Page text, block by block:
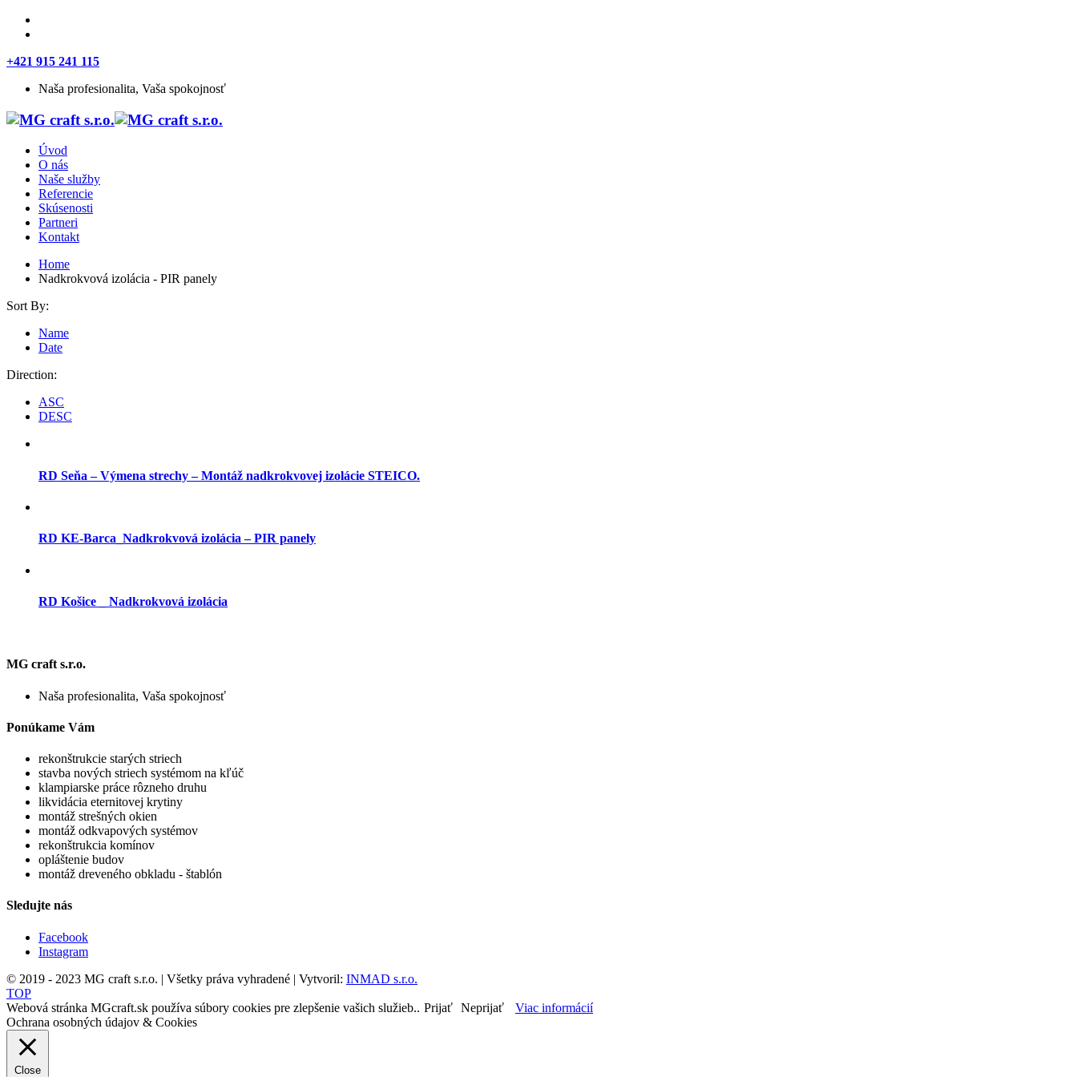
+421 915 241 115
Naša profesionalita, Vaša spokojnosť
Úvod
O nás
Naše služby
Referencie
Skúsenosti
Partneri
Kontakt
Home
Nadkrokvová izolácia - PIR panely
Sort By:
Name
Date
Direction:
ASC
DESC
RD Seňa – Výmena strechy – Montáž nadkrokvovej izolácie STEICO.
RD KE-Barca_Nadkrokvová izolácia – PIR panely
RD Košice _ Nadkrokvová izolácia
MG craft s.r.o.
Naša profesionalita, Vaša spokojnosť
Ponúkame Vám
rekonštrukcie starých striech
stavba nových striech systémom na kľúč
klampiarske práce rôzneho druhu
likvidácia eternitovej krytiny
montáž strešných okien
montáž odkvapových systémov
rekonštrukcia komínov
opláštenie budov
montáž dreveného obkladu - štablón
Sledujte nás
Facebook
Instagram
© 2019 - 2023 MG craft s.r.o. | Všetky práva vyhradené | Vytvoril: INMAD s.r.o.
TOP
Webová stránka MGcraft.sk používa súbory cookies pre zlepšenie vašich služieb.. Prijať Neprijať
Viac informácií
Ochrana osobných údajov & Cookies
Close